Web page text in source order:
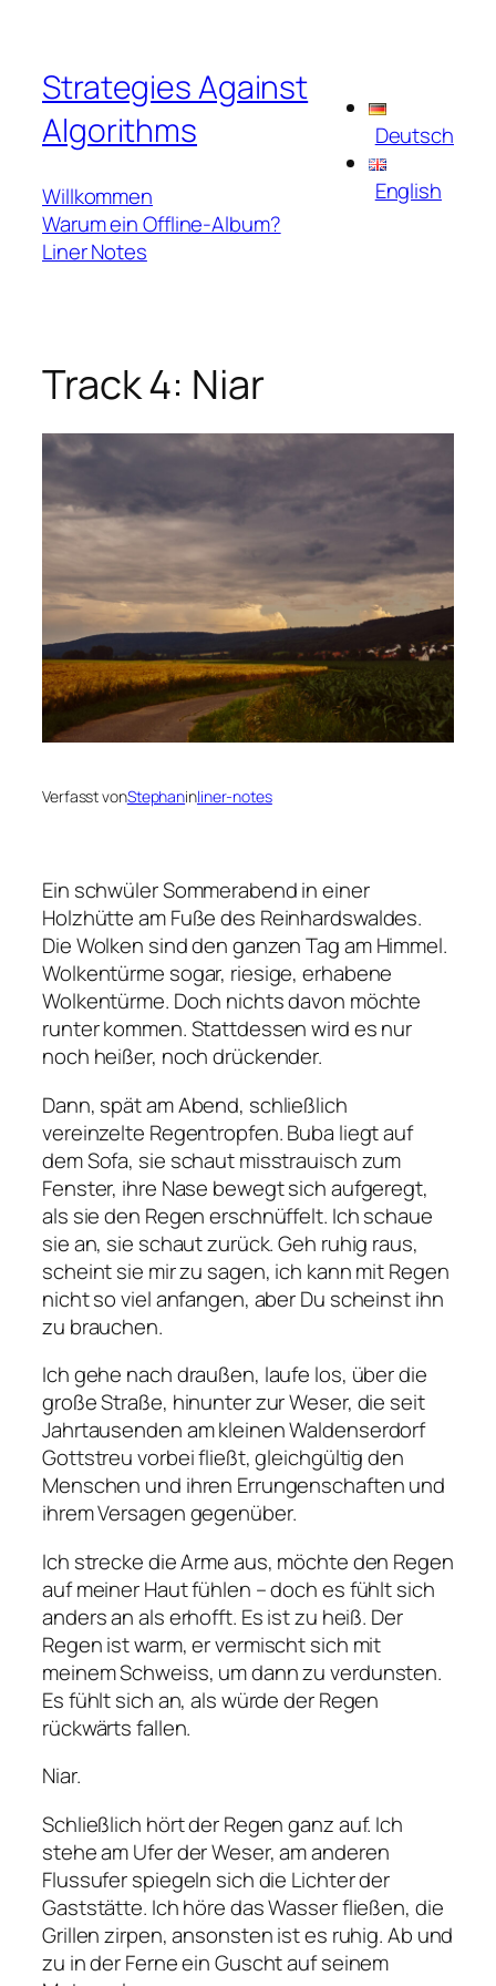
Inhalt
springen
Strategies Against
Algorithms
Willkommen
Warum ein Offline-Album?
Liner Notes
Deutsch
English
Track 4: Niar
Verfasst vonStephaninliner-notes
Ein schwüler Sommerabend in einer
Holzhütte am Fuße des Reinhardswaldes.
Die Wolken sind den ganzen Tag am Himmel.
Wolkentürme sogar, riesige, erhabene
Wolkentürme. Doch nichts davon möchte
runter kommen. Stattdessen wird es nur
noch heißer, noch drückender.
Dann, spät am Abend, schließlich
vereinzelte Regentropfen. Buba liegt auf
dem Sofa, sie schaut misstrauisch zum
Fenster, ihre Nase bewegt sich aufgeregt,
als sie den Regen erschnüffelt. Ich schaue
sie an, sie schaut zurück. Geh ruhig raus,
scheint sie mir zu sagen, ich kann mit Regen
nicht so viel anfangen, aber Du scheinst ihn
zu brauchen.
Ich gehe nach draußen, laufe los, über die
große Straße, hinunter zur Weser, die seit
Jahrtausenden am kleinen Waldenserdorf
Gottstreu vorbei fließt, gleichgültig den
Menschen und ihren Errungenschaften und
ihrem Versagen gegenüber.
Ich strecke die Arme aus, möchte den Regen
auf meiner Haut fühlen – doch es fühlt sich
anders an als erhofft. Es ist zu heiß. Der
Regen ist warm, er vermischt sich mit
meinem Schweiss, um dann zu verdunsten.
Es fühlt sich an, als würde der Regen
rückwärts fallen.
Niar.
Schließlich hört der Regen ganz auf. Ich
stehe am Ufer der Weser, am anderen
Flussufer spiegeln sich die Lichter der
Gaststätte. Ich höre das Wasser fließen, die
Grillen zirpen, ansonsten ist es ruhig. Ab und
zu in der Ferne ein Guscht auf seinem